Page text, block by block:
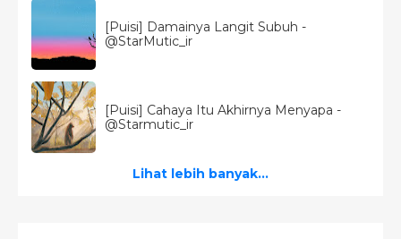
[Puisi] Damainya Langit Subuh -
@StarMutic_ir
[Puisi] Cahaya Itu Akhirnya Menyapa -
@Starmutic_ir
Lihat lebih banyak...